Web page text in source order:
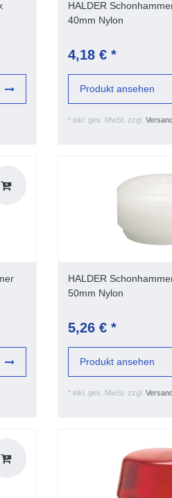
HALDER
40mm Nylon
4,18 € *
* inkl. ges. MwSt. zzgl.
Produkt ansehen
HALDER
50mm Nylon
5,26 € *
* inkl. ges. MwSt. zzgl.
Produkt ansehen